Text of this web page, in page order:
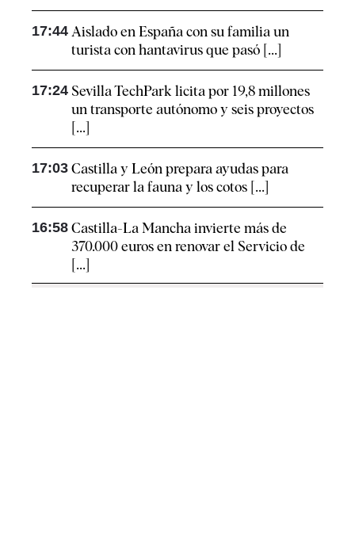
17:44 Aislado en España con su familia un
turista con hantavirus que pasó [...]
17:24 Sevilla TechPark licita por 19,8 millones
un transporte autónomo y seis proyectos
[...]
17:03 Castilla y León prepara ayudas para
recuperar la fauna y los cotos [...]
16:58 Castilla-La Mancha invierte más de
370.000 euros en renovar el Servicio de
[...]